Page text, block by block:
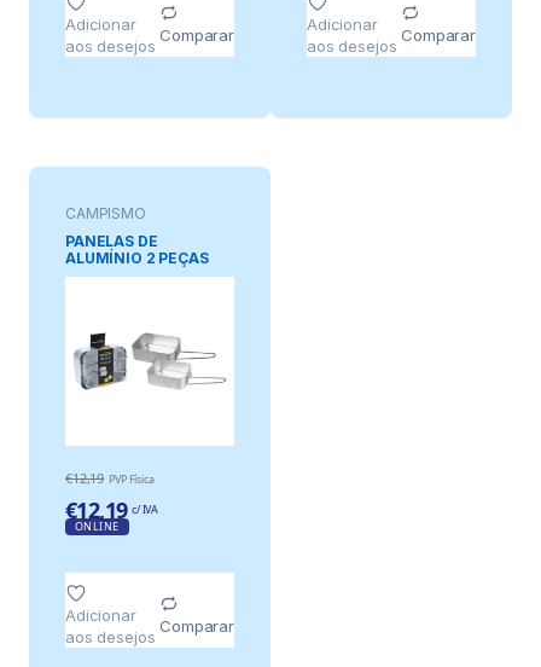
Adicionar
aos desejos
Comparar
Adicionar
aos desejos
Comparar
CAMPISMO
PANELAS DE
ALUMÍNIO 2 PEÇAS
€12,19 PVP Física
€12,19 c/ IVA
ONLINE
Adicionar
aos desejos
Comparar